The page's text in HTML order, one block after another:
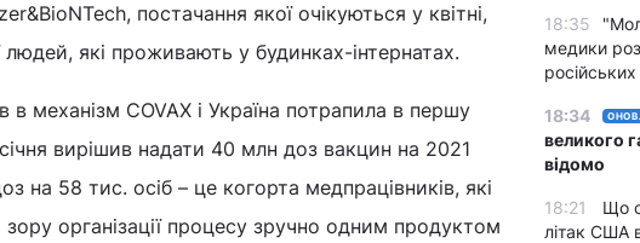
постачання якої очікуються у квітні,
людей, які проживають у будинках-інтернатах.
механізм COVAX і Україна потрапила в першу
вирішив надати 40 млн доз вакцин на 2021
на 58 тис. осіб – це когорта медпрацівників, які
організації процесу зручно одним продуктом
18:35
медики
18:34
великого
відомо
18:21
Що
літак США